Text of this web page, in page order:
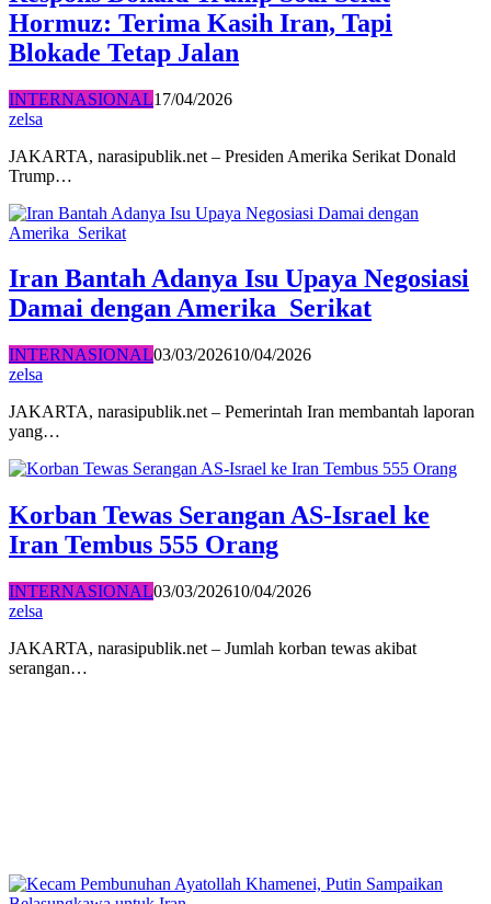
Hormuz: Terima Kasih Iran, Tapi
Blokade Tetap Jalan
INTERNASIONAL17/04/2026
zelsa
JAKARTA, narasipublik.net – Presiden Amerika Serikat Donald
Trump…
Iran Bantah Adanya Isu Upaya Negosiasi
Damai dengan Amerika Serikat
INTERNASIONAL03/03/202610/04/2026
zelsa
JAKARTA, narasipublik.net – Pemerintah Iran membantah laporan
yang…
Korban Tewas Serangan AS-Israel ke
Iran Tembus 555 Orang
INTERNASIONAL03/03/202610/04/2026
zelsa
JAKARTA, narasipublik.net – Jumlah korban tewas akibat
serangan…